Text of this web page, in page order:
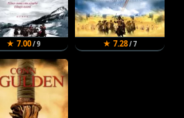
★ 7.00/ 9 ★ 7.28/ 7